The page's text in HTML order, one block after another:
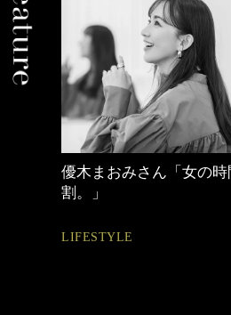
【ワーママのきれいめカ
ュアル通勤】
FASHION